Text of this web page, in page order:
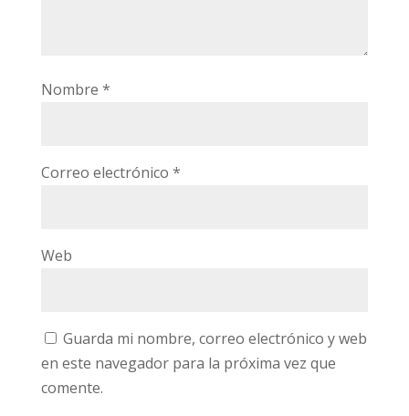
Nombre *
Correo electrónico *
Web
Guarda mi nombre, correo electrónico y web
en este navegador para la próxima vez que
comente.